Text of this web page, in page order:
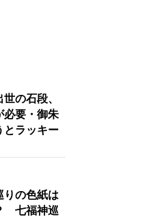
の石段、
必要・御朱
とラッキー
りの色紙は
七福神巡